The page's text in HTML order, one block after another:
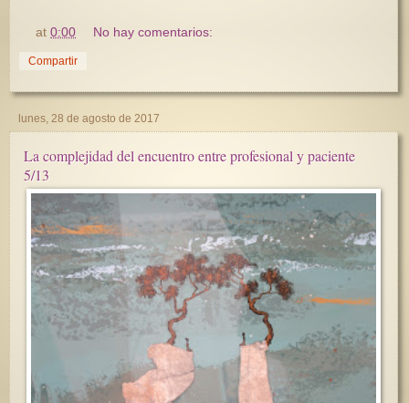
at0:00 No hay comentarios:
Compartir
lunes, 28 de agosto de 2017
La complejidad del encuentro entre profesional y paciente
5/13